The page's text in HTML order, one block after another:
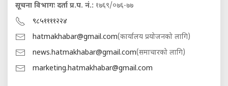
सूचना विभागः दर्ता प्र.प. नं.: १७६९/०७६-७७
९८५११११२२४
hatmakhabar@gmail.com(कार्यालय प्रयोजनको लागि)
news.hatmakhabar@gmail.com(समाचारको लागि)
marketing.hatmakhabar@gmail.com